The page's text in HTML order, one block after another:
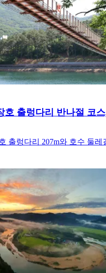
호 출렁다리 반나절 코
출렁다리 207m와 호수 둘